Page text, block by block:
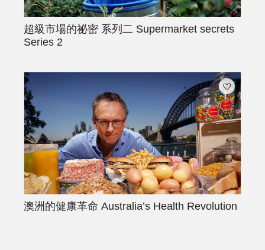
超級市場的祕密 系列二 Supermarket secrets
Series 2
澳洲的健康革命 Australia’s Health Revolution